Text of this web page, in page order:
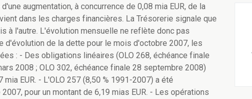
augmentation, à concurrence de 0,08 mia EUR, de la
dans les charges financières. La Trésorerie signale que
à l'autre. L'évolution mensuelle ne reflète donc pas
d'évolution de la dette pour le mois d'octobre 2007, les
: - Des obligations linéaires (OLO 268, échéance finale
2008 ; OLO 302, échéance finale 28 septembre 2008)
EUR. - L'OLO 257 (8,50 % 1991-2007) a été
pour un montant de 6,19 mias EUR. - Les opérations